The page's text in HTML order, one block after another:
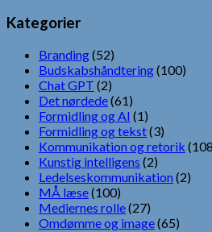
Kategorier
Branding(52)
Budskabshåndtering(100)
Chat GPT (2)
Det nørdede(61)
Formidling og AI (1)
Formidling og tekst(3)
Kommunikation og retorik
Kunstig intelligens (2)
Ledelseskommunikation (2)
MÅ læse(100)
Mediernes rolle(27)
Omdømme og image(65)